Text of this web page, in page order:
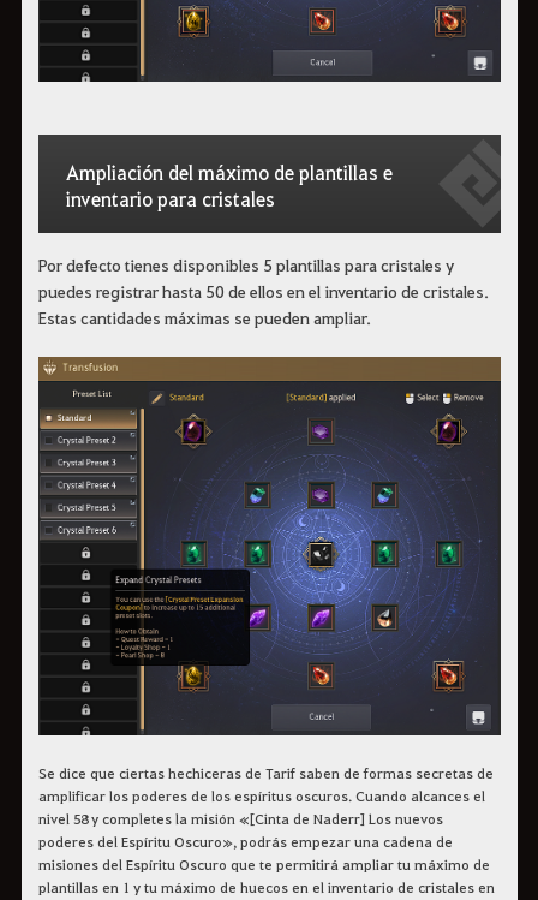
Ampliación del máximo de plantillas e
inventario para cristales
Por defecto tienes disponibles 5 plantillas para cristales y
puedes registrar hasta 50 de ellos en el inventario de cristales.
Estas cantidades máximas se pueden ampliar.
Se dice que ciertas hechiceras de Tarif saben de formas secretas de
amplificar los poderes de los espíritus oscuros. Cuando alcances el
nivel 58 y completes la misión «[Cinta de Naderr] Los nuevos
poderes del Espíritu Oscuro», podrás empezar una cadena de
misiones del Espíritu Oscuro que te permitirá ampliar tu máximo de
plantillas en 1 y tu máximo de huecos en el inventario de cristales en